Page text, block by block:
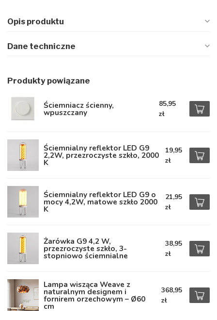
Opis produktu
Dane techniczne
Produkty powiązane
Ściemniacz ścienny,
wpuszczany
85,95
zł
Ściemnialny reflektor LED G9
2,2W, przezroczyste szkło, 2000
K
19,95
zł
Ściemnialny reflektor LED G9 o
mocy 4,2W, matowe szkło 2000
K
21,95
zł
Żarówka G9 4,2 W,
przezroczyste szkło, 3-
stopniowo ściemnialne
38,95
zł
Lampa wisząca Weave z
naturalnym designem i
fornirem orzechowym – Ø60
cm
368,95
zł